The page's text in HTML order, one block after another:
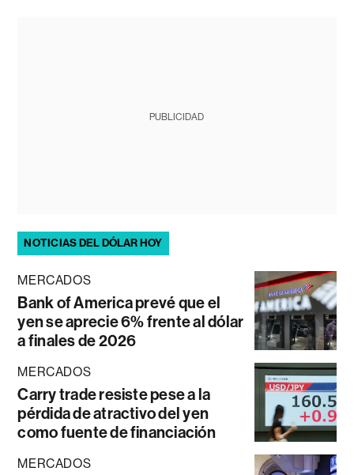
PUBLICIDAD
NOTICIAS DEL DÓLAR HOY
MERCADOS
Bank of America prevé que el
yen se aprecie 6% frente al dólar
a finales de 2026
MERCADOS
Carry trade resiste pese a la
pérdida de atractivo del yen
como fuente de financiación
MERCADOS